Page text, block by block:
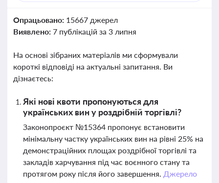
Опрацьовано: 15667 джерел
Виявлено: 7 публікацій за 3 липня
На основі зібраних матеріалів ми сформували
короткі відповіді на актуальні запитання. Ви
дізнаєтесь:
Які нові квоти пропонуються для
українських вин у роздрібній торгівлі?
Законопроєкт №15364 пропонує встановити
мінімальну частку українських вин на рівні 25% на
демонстраційних площах роздрібної торгівлі та
закладів харчування під час воєнного стану та
протягом року після його завершення. Джерело